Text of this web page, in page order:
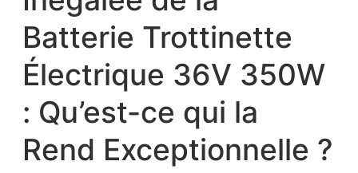
Batterie Trottinette
Électrique 36V 350W
: Qu’est-ce qui la
Rend Exceptionnelle ?